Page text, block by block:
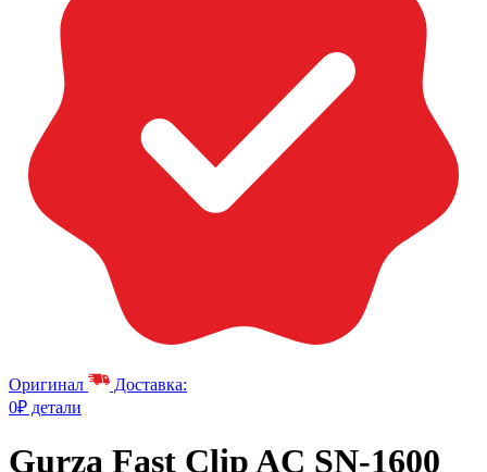
Оригинал
Доставка:
0₽ детали
Gurza Fast Clip AC SN-1600